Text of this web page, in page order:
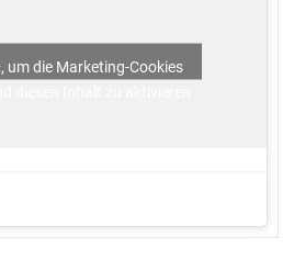
um die Marketing-Cookies